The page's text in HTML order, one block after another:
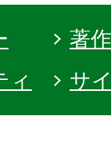
著
ィ
サ